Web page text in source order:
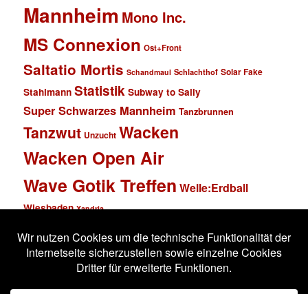
Mannheim Mono Inc.
MS Connexion Ost+Front
Saltatio Mortis Schandmaul Schlachthof Solar Fake
Stahlmann Statistik Subway to Sally
Super Schwarzes Mannheim Tanzbrunnen
Tanzwut Unzucht Wacken
Wacken Open Air
Wave Gotik Treffen Welle:Erdball
Wiesbaden Xandria
Impressum